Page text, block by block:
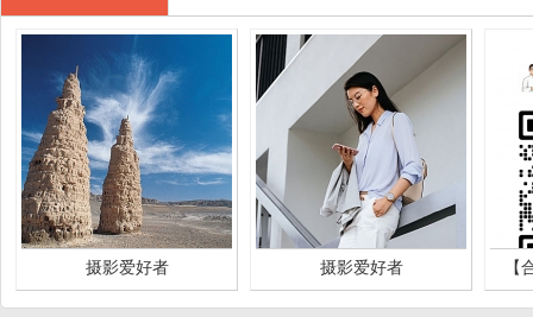
摄影爱好者 摄影爱好者 【